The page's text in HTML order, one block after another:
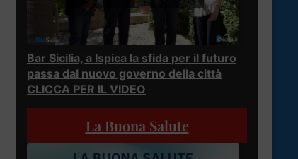
Bar Sicilia, a Ispica la sfida per il futuro
passa dal nuovo governo della città
CLICCA PER IL VIDEO
La Buona Salute